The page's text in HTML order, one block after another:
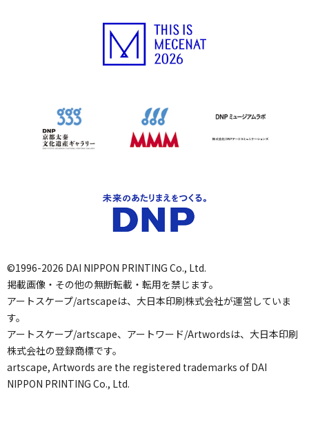
©1996-2026 DAI NIPPON PRINTING Co., Ltd.
掲載画像・その他の無断転載・転用を禁じます。
アートスケープ/artscapeは、大日本印刷株式会社が運営していま
す。
アートスケープ/artscape、アートワード/Artwordsは、大日本印刷
株式会社の登録商標です。
artscape, Artwords are the registered trademarks of DAI
NIPPON PRINTING Co., Ltd.